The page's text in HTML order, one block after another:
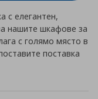
с елегантен,
нашите шкафове за
с голямо място в
поставка